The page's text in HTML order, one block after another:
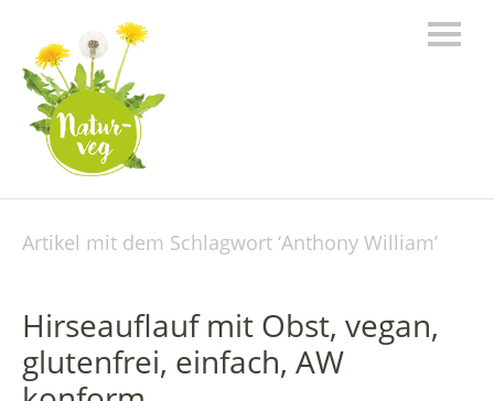
Artikel mit dem Schlagwort ‘Anthony William’
Hirseauflauf mit Obst, vegan,
glutenfrei, einfach, AW